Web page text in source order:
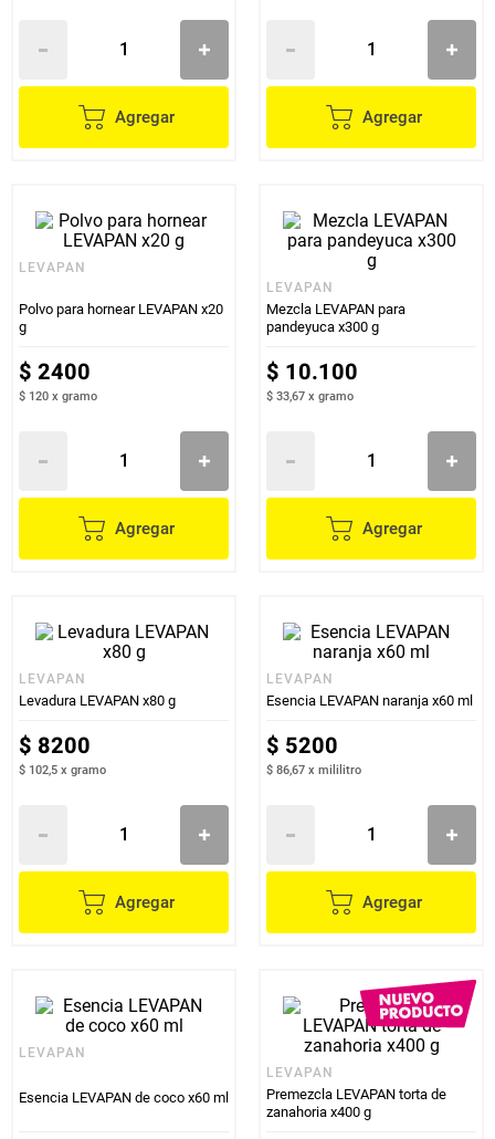
Agregar Agregar
LEVAPAN
Polvo para hornear LEVAPAN x20
g
$ 2400
$ 120 x gramo
Agregar
LEVAPAN
Mezcla LEVAPAN para
pandeyuca x300 g
$ 10.100
$ 33,67 x gramo
Agregar
LEVAPAN
Levadura LEVAPAN x80 g
$ 8200
$ 102,5 x gramo
Agregar
LEVAPAN
Esencia LEVAPAN naranja x60 ml
$ 5200
$ 86,67 x mililitro
Agregar
LEVAPAN
Esencia LEVAPAN de coco x60 ml
LEVAPAN
Premezcla LEVAPAN torta de
zanahoria x400 g